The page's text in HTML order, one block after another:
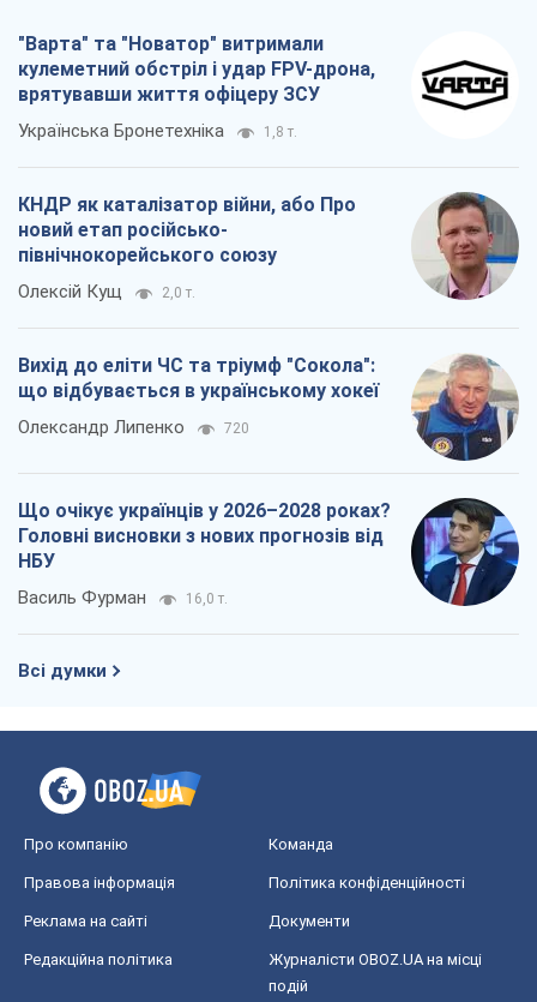
"Варта" та "Новатор" витримали
кулеметний обстріл і удар FPV-дрона,
врятувавши життя офіцеру ЗСУ
Українська Бронетехніка 1,8 т.
КНДР як каталізатор війни, або Про
новий етап російсько-
північнокорейського союзу
Олексій Кущ 2,0 т.
Вихід до еліти ЧС та тріумф "Сокола":
що відбувається в українському хокеї
Олександр Липенко 720
Що очікує українців у 2026–2028 роках?
Головні висновки з нових прогнозів від
НБУ
Василь Фурман 16,0 т.
Всі думки
Про компанію Команда
Правова інформація Політика конфіденційності
Реклама на сайті Документи
Редакційна політика
Журналісти OBOZ.UA на місці
подій